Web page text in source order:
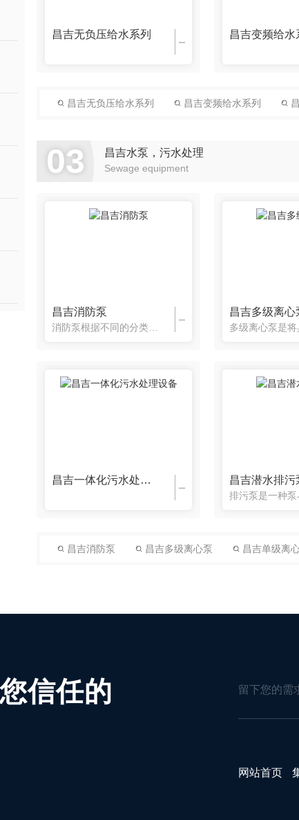
昌吉无负压给水系列 昌吉变频给水
昌吉无负压给水系列 昌吉变频给水系列
03 昌吉水泵，污水处理
Sewage equipment
昌吉消防泵 昌吉多级离心
昌吉一体化污水处理设备 昌吉潜水排污
昌吉消防泵 昌吉多级离心泵 昌吉单级离
信任的
留下您的需
网站首页